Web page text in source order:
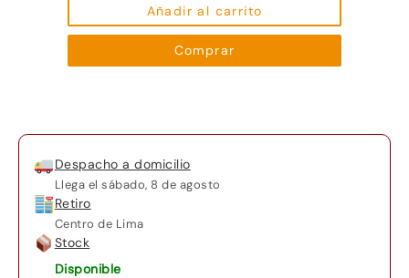
1.8L
Sofrito
Ckstrc7129R
Añadir al carrito
Comprar
Despacho a domicilio
Llega elsábado, 8 de agosto
Retiro
Centro de Lima
Stock
Disponible